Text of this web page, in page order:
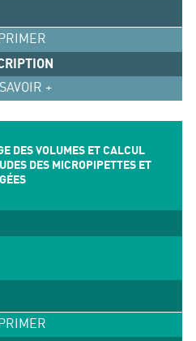
+
DES VOLUMES ET CALCUL
DES MICROPIPETTES ET